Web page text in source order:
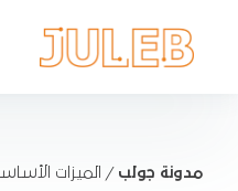
مدونة جولب /